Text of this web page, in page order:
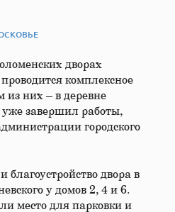
дворах
комплексное
из них – в деревне
уже завершил работы,
городского
благоустройство двора в
у домов 2, 4 и 6.
место для парковки и